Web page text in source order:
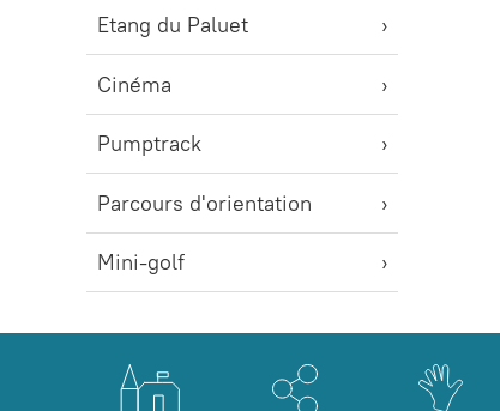
Etang du Paluet
Cinéma
Pumptrack
Parcours d'orientation
Mini-golf